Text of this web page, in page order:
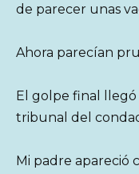
de parecer unas
Ahora parecían
El golpe final llegó
tribunal del
Mi padre apareció